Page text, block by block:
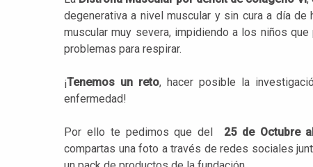
degenerativa a nivel muscular y sin cura a día de
muscular muy severa, impidiendo a los niños
problemas para respirar.
¡Tenemos un reto, hacer posible la
enfermedad!
Por ello te pedimos que del 25 de Octubre
compartas una foto a través de redes sociales